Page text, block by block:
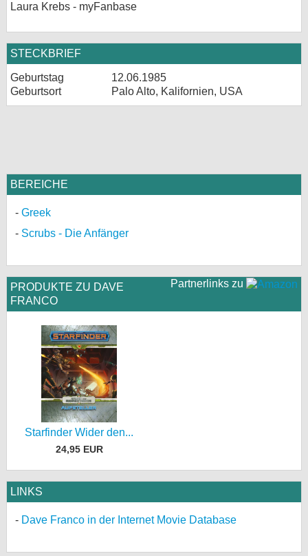
Laura Krebs - myFanbase
STECKBRIEF
Geburtstag
12.06.1985
Geburtsort
Palo Alto, Kalifornien, USA
BEREICHE
Greek
Scrubs - Die Anfänger
Partnerlinks zu
PRODUKTE ZU DAVE
FRANCO
Starfinder Wider den...
24,95 EUR
LINKS
Dave Franco in der Internet Movie Database